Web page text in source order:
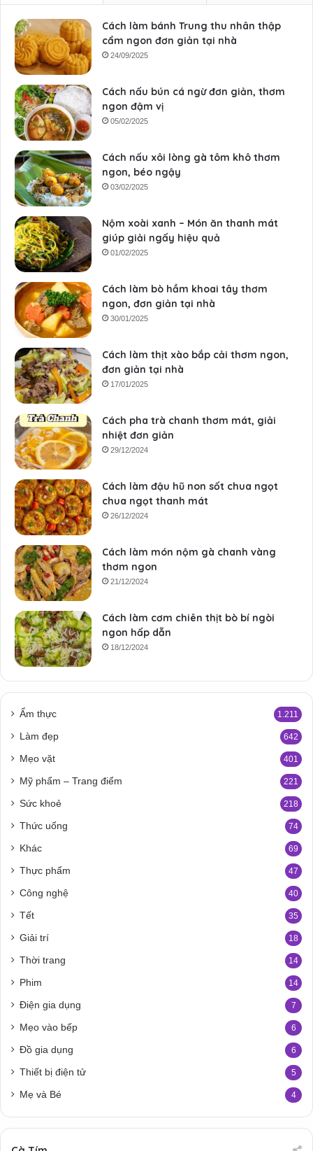
Cách làm bánh Trung thu nhân thập
cẩm ngon đơn giản tại nhà
24/09/2025
Cách nấu bún cá ngừ đơn giản, thơm
ngon đậm vị
05/02/2025
Cách nấu xôi lòng gà tôm khô thơm
ngon, béo ngậy
03/02/2025
Nộm xoài xanh – Món ăn thanh mát
giúp giải ngấy hiệu quả
01/02/2025
Cách làm bò hầm khoai tây thơm
ngon, đơn giản tại nhà
30/01/2025
Cách làm thịt xào bắp cải thơm ngon,
đơn giản tại nhà
17/01/2025
Cách pha trà chanh thơm mát, giải
nhiệt đơn giản
29/12/2024
Cách làm đậu hũ non sốt chua ngọt
chua ngọt thanh mát
26/12/2024
Cách làm món nộm gà chanh vàng
thơm ngon
21/12/2024
Cách làm cơm chiên thịt bò bí ngòi
ngon hấp dẫn
18/12/2024
Ẩm thực 1.211
Làm đẹp 642
Mẹo vặt 401
Mỹ phẩm – Trang điểm 221
Sức khoẻ 218
Thức uống 74
Khác 69
Thực phẩm 47
Công nghệ 40
Tết 35
Giải trí 18
Thời trang 14
Phim 14
Điện gia dụng 7
Mẹo vào bếp 6
Đồ gia dụng 6
Thiết bị điện tử 5
Mẹ và Bé 4